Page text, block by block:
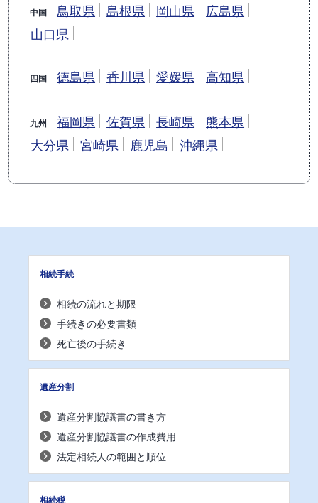
中国 鳥取県 島根県 岡山県
広島県
山口県
四国 徳島県 香川県 愛媛県 高知県
九州 福岡県 佐賀県 長崎県
熊本県
大分県
宮崎県 鹿児島 沖縄県
相続手続
相続の流れと期限
手続きの必要書類
死亡後の手続き
遺産分割
遺産分割協議書の書き方
遺産分割協議書の作成費用
法定相続人の範囲と順位
相続税